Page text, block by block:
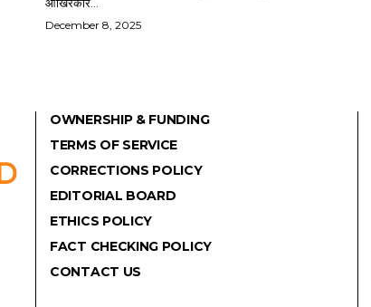
December 8, 2025
OWNERSHIP & FUNDING
TERMS OF SERVICE
CORRECTIONS POLICY
EDITORIAL BOARD
ETHICS POLICY
FACT CHECKING POLICY
CONTACT US